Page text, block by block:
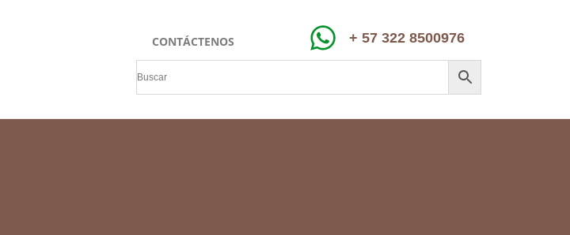
CONTÁCTENOS + 57 322 8500976